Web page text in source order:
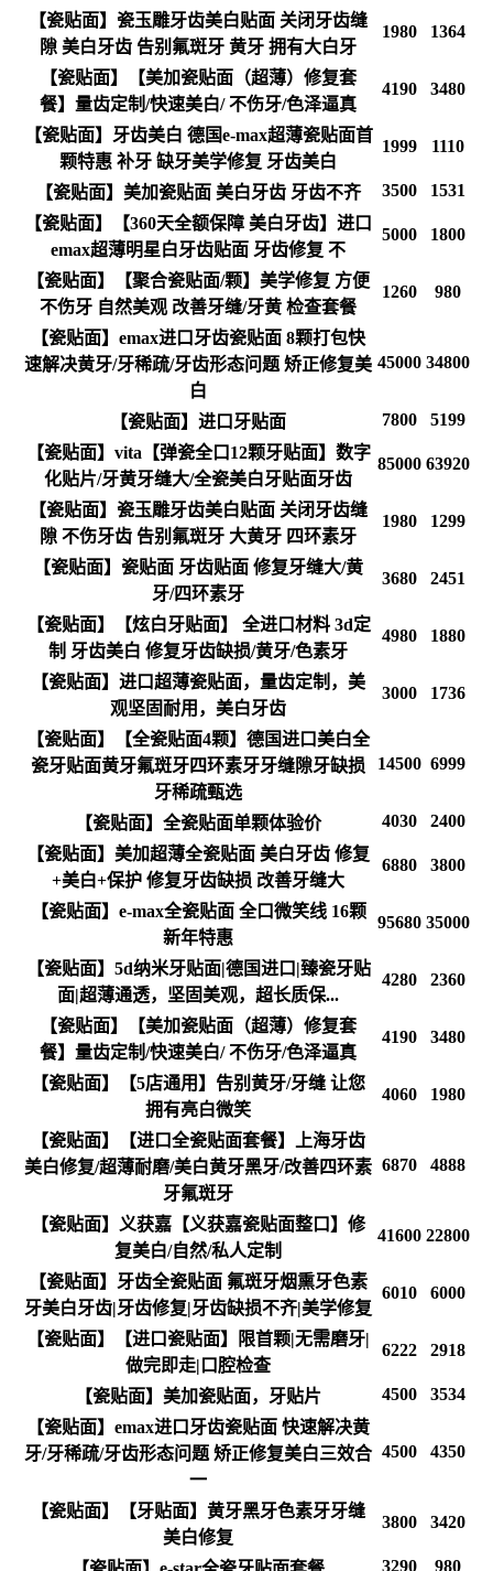
【瓷贴面】瓷玉雕牙齿美白贴面 关闭牙齿缝
隙 美白牙齿 告别氟斑牙 黄牙 拥有大白牙
1980 1364
【瓷贴面】【美加瓷贴面（超薄）修复套
餐】量齿定制/快速美白/ 不伤牙/色泽逼真
4190 3480
【瓷贴面】牙齿美白 德国e-max超薄瓷贴面首
颗特惠 补牙 缺牙美学修复 牙齿美白
1999 1110
【瓷贴面】美加瓷贴面 美白牙齿 牙齿不齐 3500
1531
【瓷贴面】【360天全额保障 美白牙齿】进口
emax超薄明星白牙齿贴面 牙齿修复 不
5000 1800
【瓷贴面】【聚合瓷贴面/颗】美学修复 方便
不伤牙 自然美观 改善牙缝/牙黄 检查套餐
1260 980
【瓷贴面】emax进口牙齿瓷贴面 8颗打包快
速解决黄牙/牙稀疏/牙齿形态问题 矫正修复美
白
45000 34800
【瓷贴面】进口牙贴面 7800
5199
【瓷贴面】vita【弹瓷全口12颗牙贴面】数字
化贴片/牙黄牙缝大/全瓷美白牙贴面牙齿
85000 63920
【瓷贴面】瓷玉雕牙齿美白贴面 关闭牙齿缝
隙 不伤牙齿 告别氟斑牙 大黄牙 四环素牙
1980 1299
【瓷贴面】瓷贴面 牙齿贴面 修复牙缝大/黄
牙/四环素牙
3680 2451
【瓷贴面】【炫白牙贴面】 全进口材料 3d定
制 牙齿美白 修复牙齿缺损/黄牙/色素牙
4980 1880
【瓷贴面】进口超薄瓷贴面，量齿定制，美
观坚固耐用，美白牙齿
3000 1736
【瓷贴面】【全瓷贴面4颗】德国进口美白全
瓷牙贴面黄牙氟斑牙四环素牙牙缝隙牙缺损
牙稀疏甄选
14500 6999
【瓷贴面】全瓷贴面单颗体验价 4030
2400
【瓷贴面】美加超薄全瓷贴面 美白牙齿 修复
+美白+保护 修复牙齿缺损 改善牙缝大
6880 3800
【瓷贴面】e-max全瓷贴面 全口微笑线 16颗
新年特惠
95680 35000
【瓷贴面】5d纳米牙贴面|德国进口|臻瓷牙贴
面|超薄通透，坚固美观，超长质保...
4280 2360
【瓷贴面】【美加瓷贴面（超薄）修复套
餐】量齿定制/快速美白/ 不伤牙/色泽逼真
4190 3480
【瓷贴面】【5店通用】告别黄牙/牙缝 让您
拥有亮白微笑
4060 1980
【瓷贴面】【进口全瓷贴面套餐】上海牙齿
美白修复/超薄耐磨/美白黄牙黑牙/改善四环素
牙氟斑牙
6870 4888
【瓷贴面】义获嘉【义获嘉瓷贴面整口】修
复美白/自然/私人定制
41600 22800
【瓷贴面】牙齿全瓷贴面 氟斑牙烟熏牙色素
牙美白牙齿|牙齿修复|牙齿缺损不齐|美学修复
6010 6000
【瓷贴面】【进口瓷贴面】限首颗|无需磨牙|
做完即走|口腔检查
6222 2918
【瓷贴面】美加瓷贴面，牙贴片 4500
3534
【瓷贴面】emax进口牙齿瓷贴面 快速解决黄
牙/牙稀疏/牙齿形态问题 矫正修复美白三效合
一
4500 4350
【瓷贴面】【牙贴面】黄牙黑牙色素牙牙缝
美白修复
3800 3420
3290 980